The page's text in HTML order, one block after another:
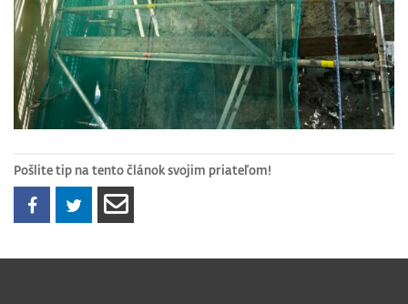
Pošlite tip na tento článok svojim priateľom!